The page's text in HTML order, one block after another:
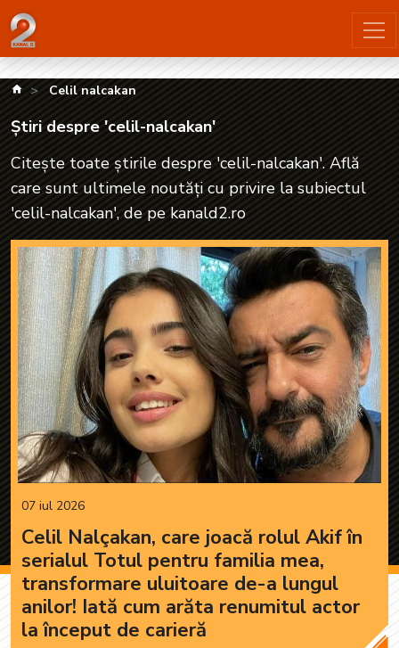
Știri despre 'celil-nalcakan'| kanald2.ro
kanald.ro
Celil nalcakan
Știri despre 'celil-nalcakan'
Citește toate știrile despre 'celil-nalcakan'. Află
care sunt ultimele noutăți cu privire la subiectul
'celil-nalcakan', de pe kanald2.ro
07 iul 2026
Celil Nalçakan, care joacă rolul Akif în
serialul Totul pentru familia mea,
transformare uluitoare de-a lungul
anilor! Iată cum arăta renumitul actor
la început de carieră